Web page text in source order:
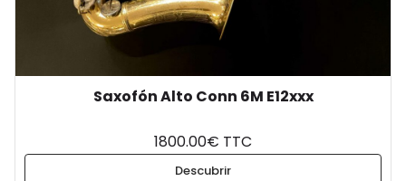
Saxofón Alto Conn 6M E12xxx
1800.00€ TTC
Descubrir